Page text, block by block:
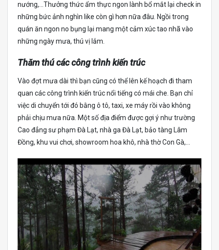
nướng,…Thưởng thức ẩm thực ngon lành bổ mắt lại check in
những bức ảnh nghìn like còn gì hơn nữa đâu. Ngồi trong
quán ăn ngon no bụng lại mang một cảm xúc tao nhã vào
những ngày mưa, thú vị lắm.
Thăm thú các công trình kiến trúc
Vào đợt mưa dài thì bạn cũng có thể lên kế hoạch đi tham
quan các công trình kiến trúc nổi tiếng có mái che. Bạn chỉ
việc di chuyển tới đó bằng ô tô, taxi, xe máy rồi vào không
phải chịu mưa nữa. Một số địa điểm được gợi ý như trường
Cao đẳng sư phạm Đà Lạt, nhà ga Đà Lạt, bảo tàng Lâm
Đồng, khu vui chơi, showroom hoa khô, nhà thờ Con Gà,…